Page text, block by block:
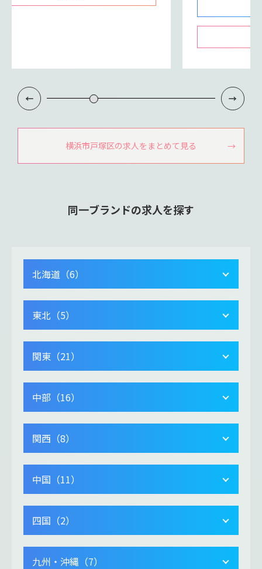
横浜市戸塚区の求人をまとめて見る
同一ブランドの求人を探す
北海道（6）
東北（5）
関東（21）
中部（16）
関西（8）
中国（11）
四国（2）
九州・沖縄（7）